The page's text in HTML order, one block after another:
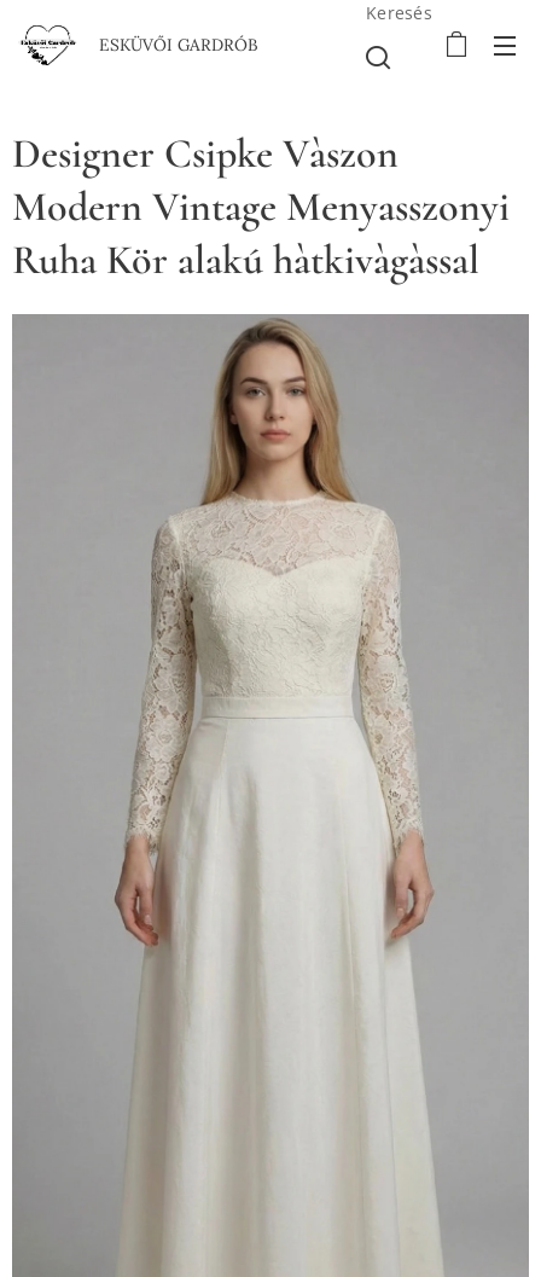
ESKÜVŐI GARDRÓB
Keresés
Designer Csipke Vàszon
Modern Vintage Menyasszonyi
Ruha Kör alakú hàtkivàgàssal